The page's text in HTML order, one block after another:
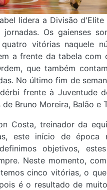
lidera a Divisão
Os gaienses
vitórias naquele
a frente da tabela com
que também
No último fim de
frente à Juventude
Bruno Moreira, Balão e
Costa, treinador da
este início de época
objetivos,
Neste momento,
cinco vitórias, o
é o resultado de